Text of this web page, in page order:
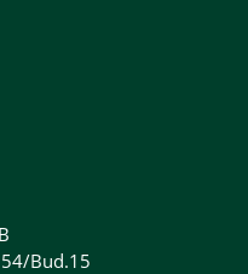
Bud.15